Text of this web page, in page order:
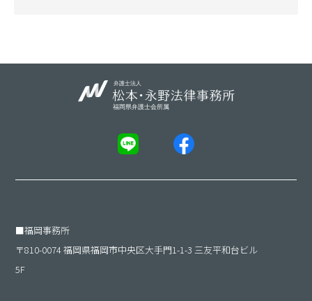
■福岡事務所
〒810-0074 福岡県福岡市中央区大手門1-1-3 三友平和台ビル
5F